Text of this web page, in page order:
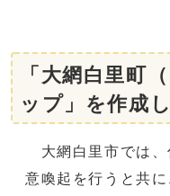
「大網白里町
ップ」を作成
大網白里市では、
意喚起を行うと共